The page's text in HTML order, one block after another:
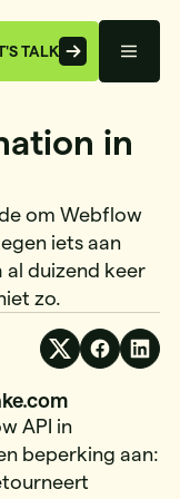
TALK
in
om Webflow
iets aan
duizend keer
zo.
API in
beperking aan: